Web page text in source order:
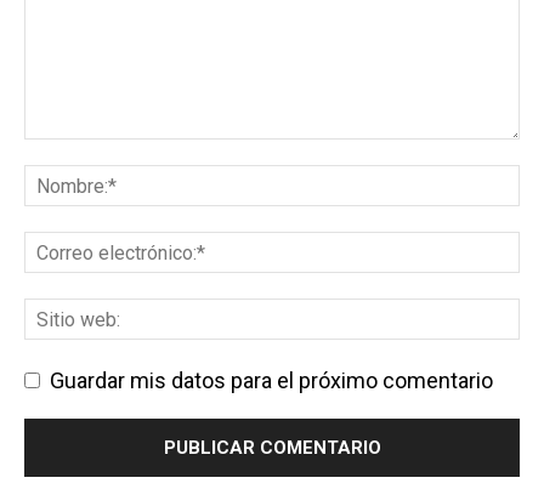
Guardar mis datos para el próximo comentario